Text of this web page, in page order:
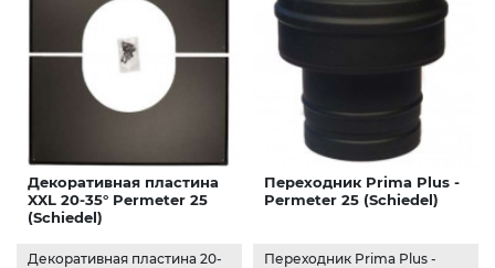
Декоративная пластина
XXL 20-35° Permeter 25
(Schiedel)
Декоративная пластина 20-
Переходник Prima Plus -
Permeter 25 (Schiedel)
Переходник Prima Plus -